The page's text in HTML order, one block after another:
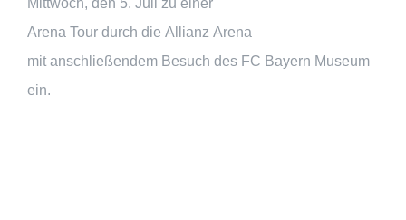
Arena Tour durch die Allianz Arena
mit anschließendem Besuch des FC Bayern Museum
ein.